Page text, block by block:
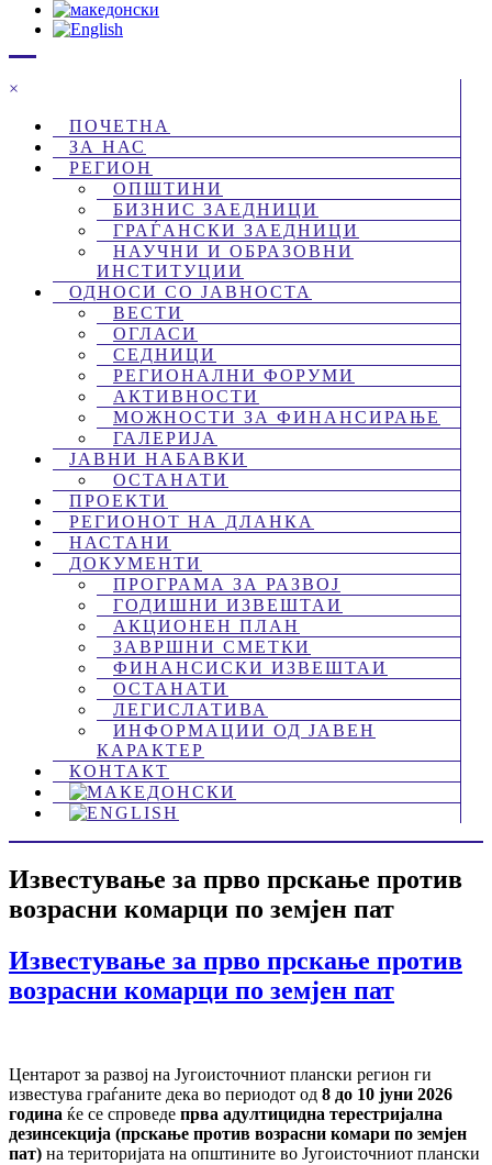
×
ПОЧЕТНА
ЗА НАС
РЕГИОН
ОПШТИНИ
БИЗНИС ЗАЕДНИЦИ
ГРАЃАНСКИ ЗАЕДНИЦИ
НАУЧНИ И ОБРАЗОВНИ
ИНСТИТУЦИИ
ОДНОСИ СО ЈАВНОСТА
ВЕСТИ
ОГЛАСИ
СЕДНИЦИ
РЕГИОНАЛНИ ФОРУМИ
АКТИВНОСТИ
МОЖНОСТИ ЗА ФИНАНСИРАЊЕ
ГАЛЕРИЈА
ЈАВНИ НАБАВКИ
ОСТАНАТИ
ПРОЕКТИ
РЕГИОНОТ НА ДЛАНКА
НАСТАНИ
ДОКУМЕНТИ
ПРОГРАМА ЗА РАЗВОЈ
ГОДИШНИ ИЗВЕШТАИ
АКЦИОНЕН ПЛАН
ЗАВРШНИ СМЕТКИ
ФИНАНСИСКИ ИЗВЕШТАИ
ОСТАНАТИ
ЛЕГИСЛАТИВА
ИНФОРМАЦИИ ОД ЈАВЕН
КАРАКТЕР
КОНТАКТ
Известување за прво прскање против
возрасни комарци по земјен пат
Известување за прво прскање против
возрасни комарци по земјен пат
Центарот за развој на Југоисточниот плански регион ги
известува граѓаните дека во периодот од 8 до 10 јуни 2026
година ќе се спроведе прва адултицидна терестријална
дезинсекција (прскање против возрасни комари по земјен
пат) на територијата на општините во Југоисточниот плански